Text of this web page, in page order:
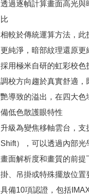
透過逐幀計算畫面高光
比
相較於傳統運算方法，
更純淨，暗部紋理還原更
採用極米自研的虹彩校
調校方向趨於真實舒適
艷導致的溢出，在四大
備低色散護眼特性
升級為變焦移軸雲台，
Shift），可以透過內部
畫面解析度和畫質的前
掛、吊掛或特殊擺放位置
具備10項認證，包括